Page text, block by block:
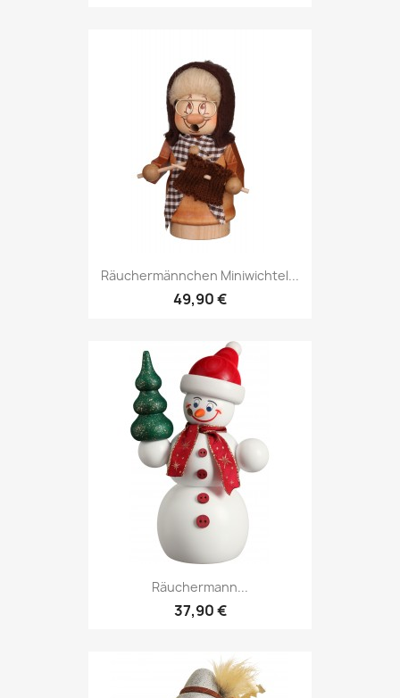
Räuchermännchen Miniwichtel...
49,90 €
Räuchermann...
37,90 €